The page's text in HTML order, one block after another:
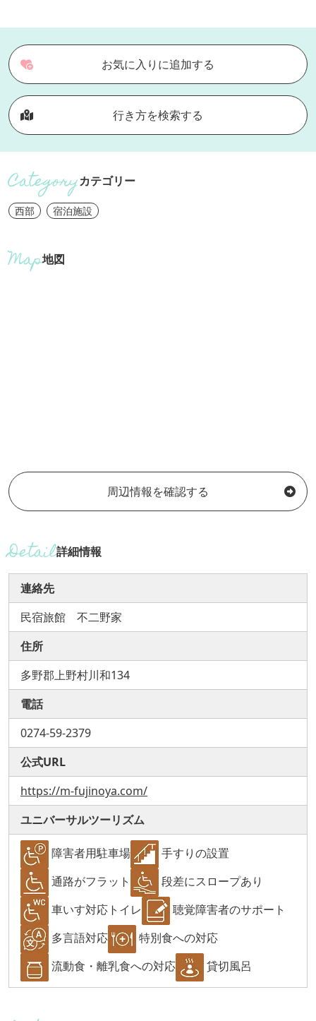
お気に入りに追加する
行き方を検索する
カテゴリー
西部 宿泊施設
地図
周辺情報を確認する
詳細情報
連絡先
民宿旅館 不二野家
住所
多野郡上野村川和134
電話
0274-59-2379
公式URL
https://m-fujinoya.com/
ユニバーサルツーリズム
障害者用駐車場
手すりの設置
通路がフラット
段差にスロープあり
車いす対応トイレ
聴覚障害者のサポート
多言語対応
特別食への対応
流動食・離乳食への対応
貸切風呂